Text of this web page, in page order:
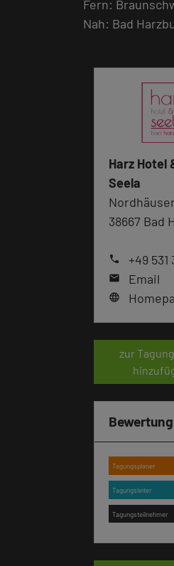
Fern:
Nah: Bad
Harz Hotel
Seela
38667 Bad
phone +49 531
mail Email
language
zur
Bewertung
Tagungsplaner
Tagungsleiter
Tagungsteilnehmer